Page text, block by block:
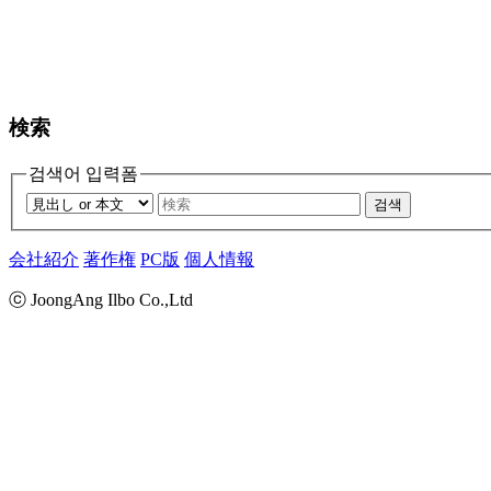
検索
검색어 입력폼
검색
会社紹介 著作権 PC版 個人情報
ⓒ JoongAng Ilbo Co.,Ltd